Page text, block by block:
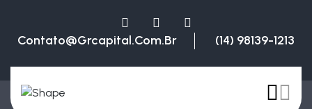
Contato@grcapital.com.br (14) 98139-1213